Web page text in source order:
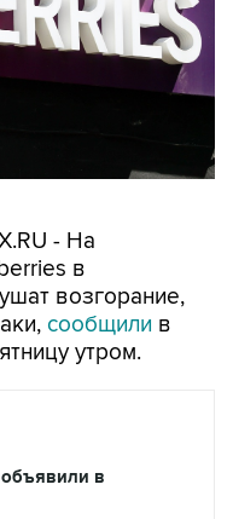
- На
в
возгорание,
сообщили в
утром.
в